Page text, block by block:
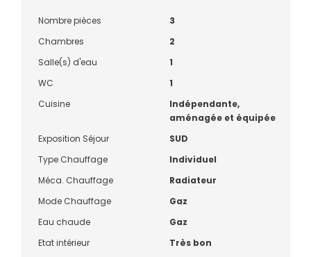
Nombre pièces
3
Chambres
2
Salle(s) d'eau
1
WC
1
Cuisine
Indépendante,
aménagée et équipée
Exposition Séjour
SUD
Type Chauffage
Individuel
Méca. Chauffage
Radiateur
Mode Chauffage
Gaz
Eau chaude
Gaz
Etat intérieur
Très bon